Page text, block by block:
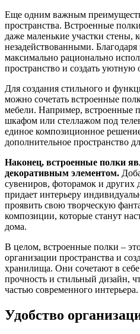
Еще одним важным
пространства. Встроенные
даже маленькие участки стены,
незадействованными.
максимально рационально
пространство и создать уютную
Для создания стильного и
можно сочетать встроенные
мебели. Например, встроенные
шкафом или стеллажом под
единое композиционное
дополнительное пространство
Наконец, встроенные полки
декоративным элементом.
сувениров, фоторамок и других
придает интерьеру
проявить свою творческую
композиции, которые станут
дома.
В целом, встроенные полки –
организации пространства и
хранилища. Они сочетают в
прочность и стильный дизайн,
частью современного интерьера.
Удобство